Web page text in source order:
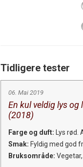
Tidligere tester
06. Mai 2019
En kul veldig lys
(2018)
Farge og duft: Lys
Smak: Fyldig med god
Bruksområde: